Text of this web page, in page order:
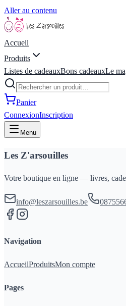
Aller au contenu
Accueil
Produits
Listes de cadeauxBons cadeauxLe
Panier
ConnexionInscription
Menu
Les Z'arsouilles
Votre boutique en ligne — livres,
info@leszarsouilles.be
Navigation
AccueilProduitsMon compte
Pages